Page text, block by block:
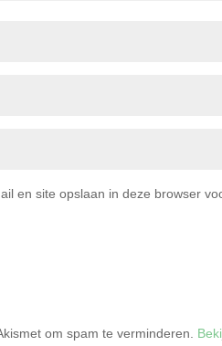
en site opslaan in deze browser
om spam te verminderen.